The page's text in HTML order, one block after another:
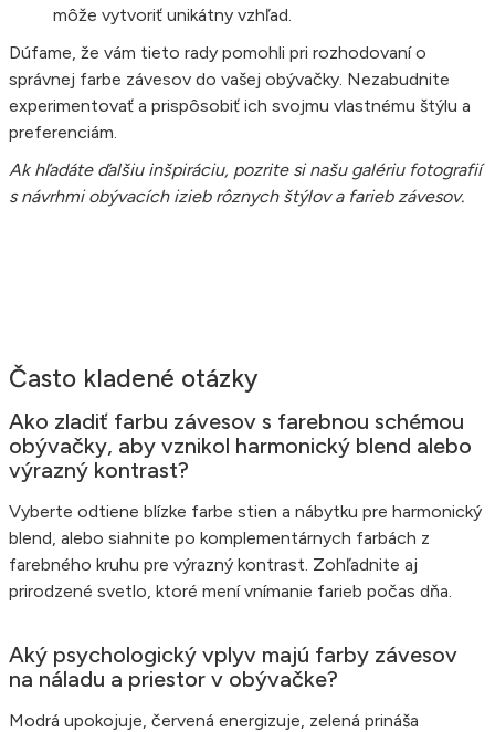
môže vytvoriť unikátny vzhľad.
Dúfame, že vám tieto rady pomohli pri rozhodovaní o
správnej farbe závesov do vašej obývačky. Nezabudnite
experimentovať a prispôsobiť ich svojmu vlastnému štýlu a
preferenciám.
Ak hľadáte ďalšiu inšpiráciu, pozrite si našu galériu fotografií
s návrhmi obývacích izieb rôznych štýlov a farieb závesov.
Často kladené otázky
Ako zladiť farbu závesov s farebnou schémou
obývačky, aby vznikol harmonický blend alebo
výrazný kontrast?
Vyberte odtiene blízke farbe stien a nábytku pre harmonický
blend, alebo siahnite po komplementárnych farbách z
farebného kruhu pre výrazný kontrast. Zohľadnite aj
prirodzené svetlo, ktoré mení vnímanie farieb počas dňa.
Aký psychologický vplyv majú farby závesov
na náladu a priestor v obývačke?
Modrá upokojuje, červená energizuje, zelená prináša